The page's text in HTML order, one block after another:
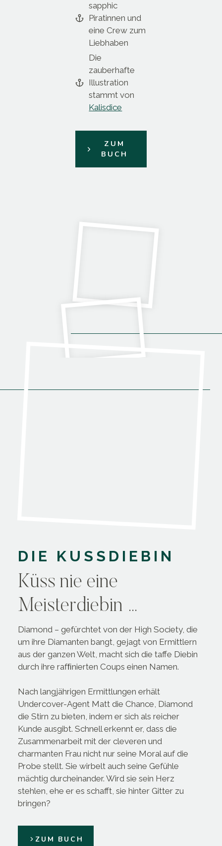
sapphic
Piratinnen und
eine Crew zum
Liebhaben
Die
zauberhafte
Illustration
stammt von
Kalisdice
ZUM
BUCH
DIE KUSSDIEBIN
Küss nie eine
Meisterdiebin …
Diamond – gefürchtet von der High Society, die
um ihre Diamanten bangt, gejagt von Ermittlern
aus der ganzen Welt, macht sich die taffe Diebin
durch ihre rafﬁnierten Coups einen Namen.
Nach langjährigen Ermittlungen erhält
Undercover-Agent Matt die Chance, Diamond
die Stirn zu bieten, indem er sich als reicher
Kunde ausgibt. Schnell erkennt er, dass die
Zusammenarbeit mit der cleveren und
charmanten Frau nicht nur seine Moral auf die
Probe stellt. Sie wirbelt auch seine Gefühle
mächtig durcheinander. Wird sie sein Herz
stehlen, ehe er es schafft, sie hinter Gitter zu
bringen?
ZUM BUCH